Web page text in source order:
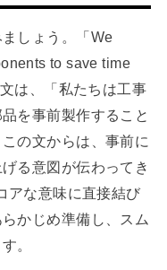
しょう。「We
to save time
は、「私たちは工事
を事前製作すること
の文からは、事前に
る意図が伝わってき
アな意味に直接結び
かじめ準備し、スム
。